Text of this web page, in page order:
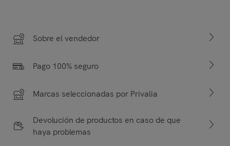
Sobre el vendedor
Pago 100% seguro
Marcas seleccionadas por Privalia
Devolución de productos en caso de que
haya problemas